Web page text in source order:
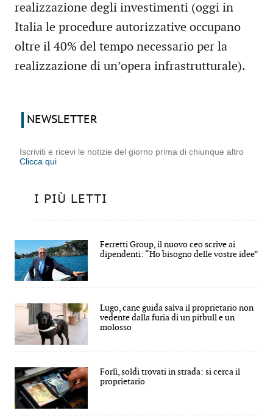
realizzazione degli investimenti (oggi in
Italia le procedure autorizzative occupano
oltre il 40% del tempo necessario per la
realizzazione di un’opera infrastrutturale).
NEWSLETTER
Iscriviti e ricevi le notizie del giorno prima di chiunque altro
Clicca qui
I PIÙ LETTI
Ferretti Group, il nuovo ceo scrive ai
dipendenti: “Ho bisogno delle vostre idee”
Lugo, cane guida salva il proprietario non
vedente dalla furia di un pitbull e un
molosso
Forlì, soldi trovati in strada: si cerca il
proprietario